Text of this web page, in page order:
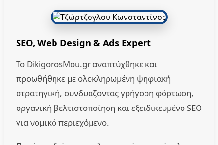
SEO, Web Design & Ads Expert
Το DikigorosMou.gr αναπτύχθηκε και
προωθήθηκε με ολοκληρωμένη ψηφιακή
στρατηγική, συνδυάζοντας γρήγορη φόρτωση,
οργανική βελτιστοποίηση και εξειδικευμένο SEO
για νομικό περιεχόμενο.